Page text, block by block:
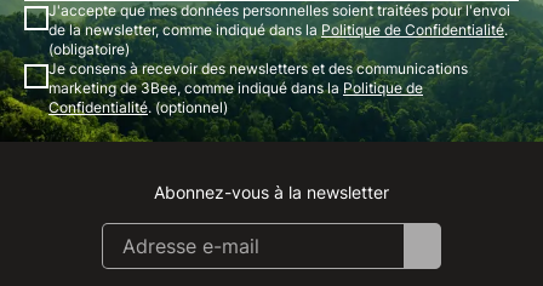
J'accepte que mes données personnelles soient traitées pour l'envoi
de la newsletter, comme indiqué dans la Politique de Confidentialité.
(obligatoire)
Je consens à recevoir des newsletters et des communications
marketing de 3Bee, comme indiqué dans la Politique de
Confidentialité. (optionnel)
Instagram
Facebook
Linkedin
Youtube
Abonnez-vous à la newsletter